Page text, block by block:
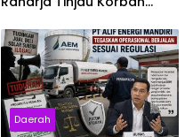
Sentosa II
Daerah